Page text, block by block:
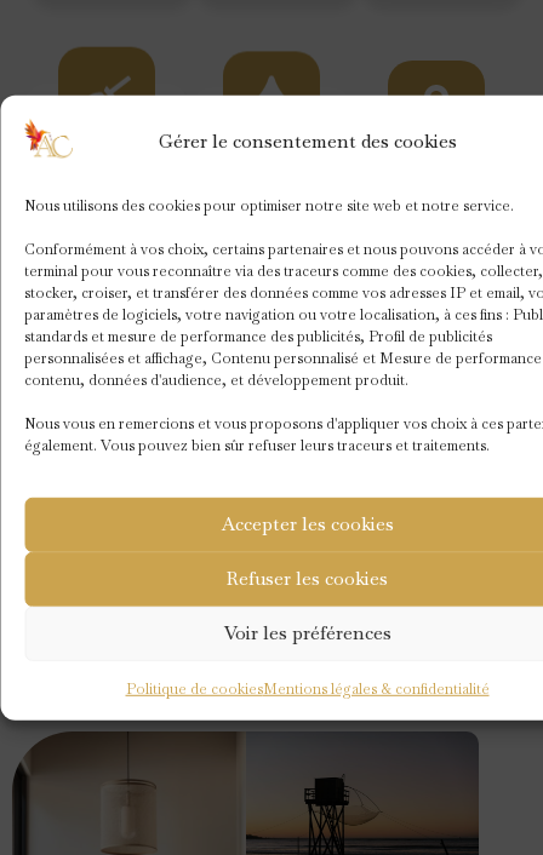
Gérer le consentement des cookies
Nous utilisons des cookies pour optimiser notre site web et notre service.
Conformément à vos choix, certains partenaires et nous pouvons accéder à
terminal pour vous reconnaître via des traceurs comme des cookies, collecter,
stocker, croiser, et transférer des données comme vos adresses IP et email,
paramètres de logiciels, votre navigation ou votre localisation, à ces fins :
standards et mesure de performance des publicités, Profil de publicités
personnalisées et affichage, Contenu personnalisé et Mesure de
contenu, données d'audience, et développement produit.
Nous vous en remercions et vous proposons d'appliquer vos choix à ces
également. Vous pouvez bien sûr refuser leurs traceurs et traitements.
Accepter les cookies
Refuser les cookies
Voir les préférences
Politique de cookiesMentions légales & confidentialité
Ménage
complet du
logement
garantissant
un confort
optimal pour
séjour.
toujours
propre, frais
et
parfaitement
préparé pour
arrivée.
Les
demandes
spécifiques
sont prises
en charge
permettant
un séjour
unique.